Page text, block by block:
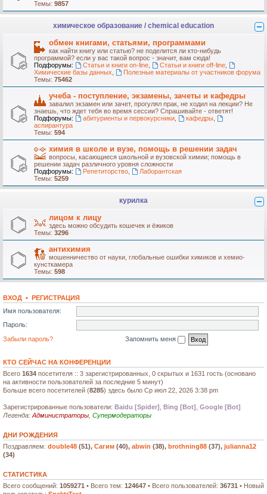
Темы: 9857
химическое образование / chemical education
обмен книгами, статьями, программами
как найти книгу или статью? не поделится ли кто-нибудь
программой? если у вас такой вопрос - значит, вам сюда!
Подфорумы:
Статьи и книги on-line, Статьи и книги off-line,
Химические базы данных
Полезные материалы от участников форума
Темы: 75462
учеба - поступление, экзамены, зачеты и кафедры
завалил экзамен или зачет, прогулял прак, не ходил на лекции? Не
знаешь, что ждет тебя во время сессии? Спрашивайте - ответят!
Подфорумы:
абитуриенты и первокурсники, кафедры,
аспирантура
Темы: 594
химия в школе и вузе, помощь в решении задач
вопросы, касающиеся школьной и вузовской химии; помощь в
решении задач различного уровня сложности
Подфорумы:
Репетиторство,
Лаборантская
Темы: 5259
курилка
лицом к лицу
здесь можно обсудить кошечек и ёжиков
Темы: 3296
антихимия
мошенничество от науки, глобальные ошибки химиков и хемио-
кунсткамера
Темы: 598
ВХОД • РЕГИСТРАЦИЯ
Имя пользователя:
Пароль:
Забыли пароль?
Запомнить меня
КТО СЕЙЧАС НА КОНФЕРЕНЦИИ
Всего 1634 посетителя :: 3 зарегистрированных, 0 скрытых и 1631 гость (основано
на активности пользователей за последние 5 минут)
Больше всего посетителей (8285) здесь было Ср июл 22, 2026 3:38 pm
Зарегистрированные пользователи: Baidu [Spider] Bing [Bot] Google [Bot]
Легенда: Администраторы Супермодераторы
ДНИ РОЖДЕНИЯ
Поздравляем: double48 (51), Сагим (40), abwin (38), brothning88 (37), julianna12
(34)
СТАТИСТИКА
Всего сообщений: 1059271 • Всего тем: 124647 • Всего пользователей: 36731 • Новый